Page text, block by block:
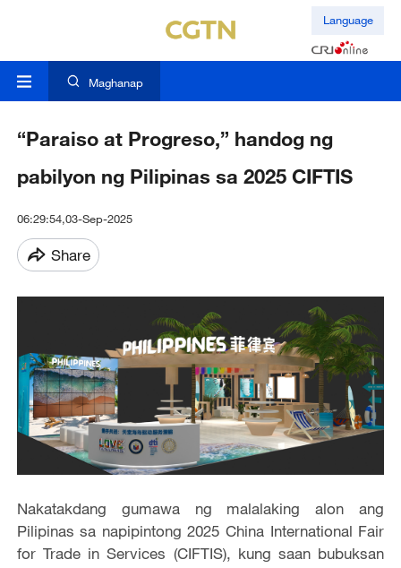
Language
Maghanap
“Paraiso at Progreso,” handog ng
pabilyon ng Pilipinas sa 2025 CIFTIS
06:29:54,03-Sep-2025
Share
Nakatakdang gumawa ng malalaking alon ang
Pilipinas sa napipintong 2025 China International Fair
for Trade in Services (CIFTIS), kung saan bubuksan